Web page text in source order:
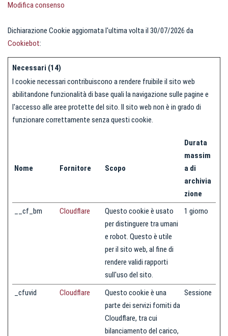
Modifica consenso
Dichiarazione Cookie aggiornata l'ultima volta il 30/07/2026 da
Cookiebot:
Necessari (14)
I cookie necessari contribuiscono a rendere fruibile il sito web
abilitandone funzionalità di base quali la navigazione sulle pagine e
l'accesso alle aree protette del sito. Il sito web non è in grado di
funzionare correttamente senza questi cookie.
Nome Fornitore Scopo
Durata
massim
a di
archivia
zione
__cf_bm
Cloudflare
Questo cookie è usato
per distinguere tra umani
e robot. Questo è utile
per il sito web, al fine di
rendere validi rapporti
sull'uso del sito.
1 giorno
_cfuvid Cloudflare
Questo cookie è una
parte dei servizi forniti da
Cloudflare, tra cui
bilanciamento del carico,
Sessione